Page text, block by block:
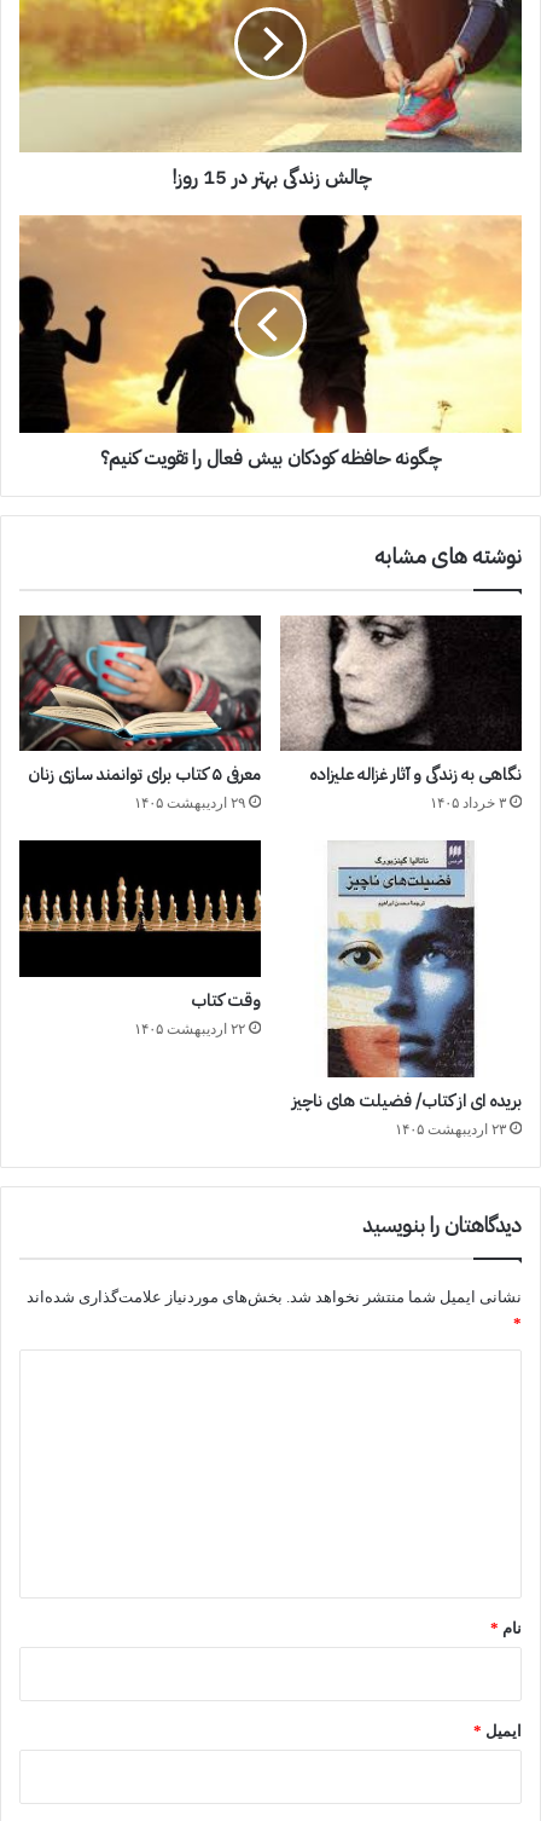
چالش زندگی بهتر در 15 روز!
چگونه حافظه کودکان بیش فعال را تقویت کنیم؟
نوشته های مشابه
نگاهی به زندگی و آثار غزاله علیزاده
۳ خرداد ۱۴۰۵
معرفی ۵ کتاب برای توانمند سازی زنان
۲۹ اردیبهشت ۱۴۰۵
بریده ای از کتاب/ فضیلت های ناچیز
۲۳ اردیبهشت ۱۴۰۵
وقت کتاب
۲۲ اردیبهشت ۱۴۰۵
دیدگاهتان را بنویسید
نشانی ایمیل شما منتشر نخواهد شد. بخش‌های موردنیاز علامت‌گذاری شده‌اند
*
نام *
ایمیل *